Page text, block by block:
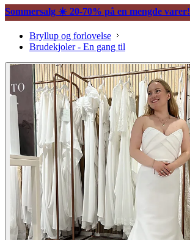
Sommersalg ☀️ 20-70% på en mengde varer!
Bryllup og forlovelse
Brudekjoler - En gang til